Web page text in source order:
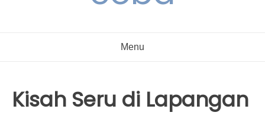
Menu
Kisah Seru di Lapangan